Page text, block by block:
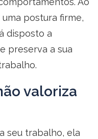
postura firme,
disposto a
preserva a sua
valoriza
seu trabalho, ela